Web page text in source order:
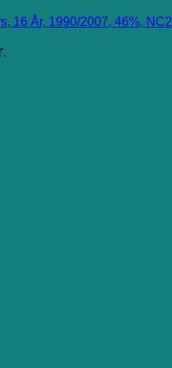
16 År, 1990/2007, 46%, NC2